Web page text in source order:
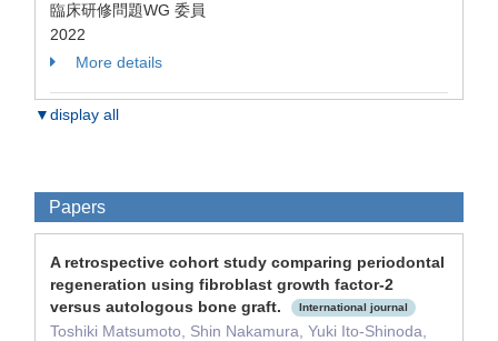
臨床研修問題WG 委員
2022
More details
▼display all
Papers
A retrospective cohort study comparing periodontal
regeneration using fibroblast growth factor-2
versus autologous bone graft.
International journal
Toshiki Matsumoto, Shin Nakamura, Yuki Ito-Shinoda,